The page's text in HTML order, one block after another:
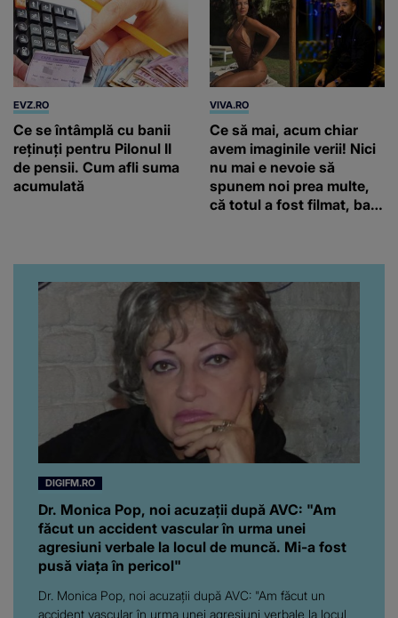
EVZ.RO
Ce se întâmplă cu banii
reținuți pentru Pilonul II
de pensii. Cum afli suma
acumulată
VIVA.RO
Ce să mai, acum chiar
avem imaginile verii! Nici
nu mai e nevoie să
spunem noi prea multe,
că totul a fost filmat, ba
da, frumoasa iubită a lui
Florin Ristei e...
DIGIFM.RO
Dr. Monica Pop, noi acuzații după AVC: "Am
făcut un accident vascular în urma unei
agresiuni verbale la locul de muncă. Mi-a fost
pusă viața în pericol"
Dr. Monica Pop, noi acuzații după AVC: "Am făcut un
accident vascular în urma unei agresiuni verbale la locul